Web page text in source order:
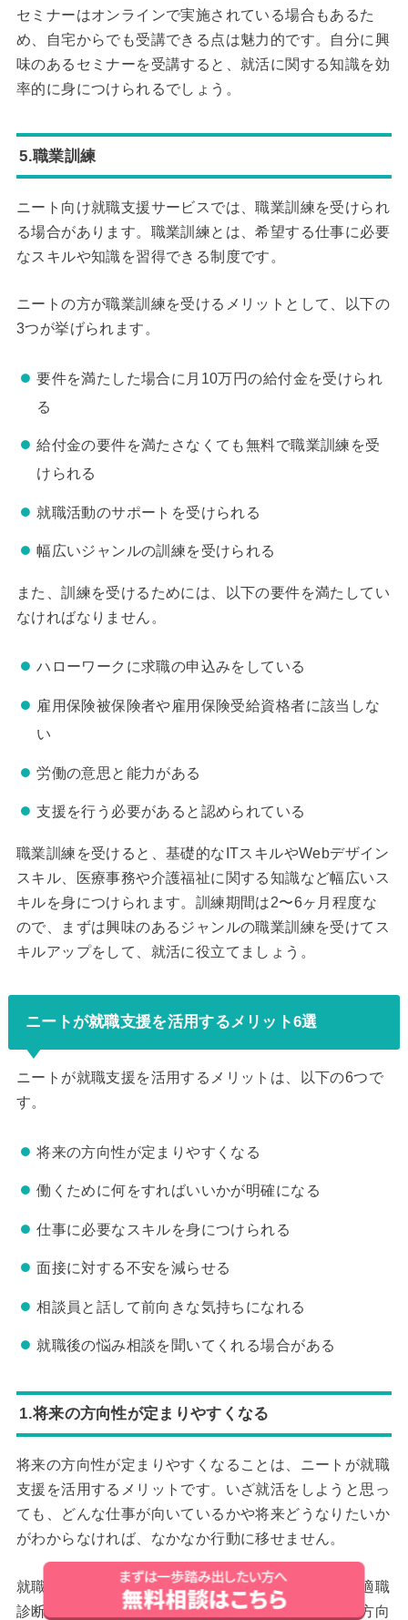
セミナーはオンラインで実施されている場合もあるた
め、自宅からでも受講できる点は魅力的です。自分に興
味のあるセミナーを受講すると、就活に関する知識を効
率的に身につけられるでしょう。
5.職業訓練
ニート向け就職支援サービスでは、職業訓練を受けられ
る場合があります。職業訓練とは、希望する仕事に必要
なスキルや知識を習得できる制度です。
ニートの方が職業訓練を受けるメリットとして、以下の
3つが挙げられます。
要件を満たした場合に月10万円の給付金を受けられ
る
給付金の要件を満たさなくても無料で職業訓練を受
けられる
就職活動のサポートを受けられる
幅広いジャンルの訓練を受けられる
また、訓練を受けるためには、以下の要件を満たしてい
なければなりません。
ハローワークに求職の申込みをしている
雇用保険被保険者や雇用保険受給資格者に該当しな
い
労働の意思と能力がある
支援を行う必要があると認められている
職業訓練を受けると、基礎的なITスキルやWebデザイン
スキル、医療事務や介護福祉に関する知識など幅広いス
キルを身につけられます。訓練期間は2〜6ヶ月程度な
ので、まずは興味のあるジャンルの職業訓練を受けてス
キルアップをして、就活に役立てましょう。
ニートが就職支援を活用するメリット6選
ニートが就職支援を活用するメリットは、以下の6つで
す。
将来の方向性が定まりやすくなる
働くために何をすればいいかが明確になる
仕事に必要なスキルを身につけられる
面接に対する不安を減らせる
相談員と話して前向きな気持ちになれる
就職後の悩み相談を聞いてくれる場合がある
1.将来の方向性が定まりやすくなる
将来の方向性が定まりやすくなることは、ニートが就職
支援を活用するメリットです。いざ就活をしようと思っ
ても、どんな仕事が向いているかや将来どうなりたいか
がわからなければ、なかなか行動に移せません。
就職支援を活用すると、キャリアカウンセリングや適職
診断などを通じて自分に合う仕事がわかり、将来の方向